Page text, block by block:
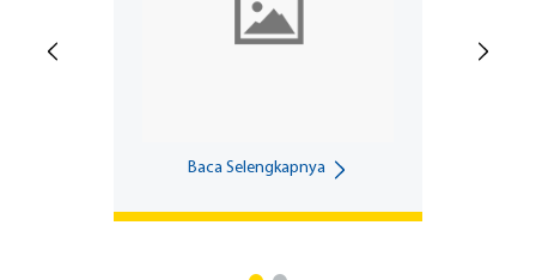
Baca Selengkapnya